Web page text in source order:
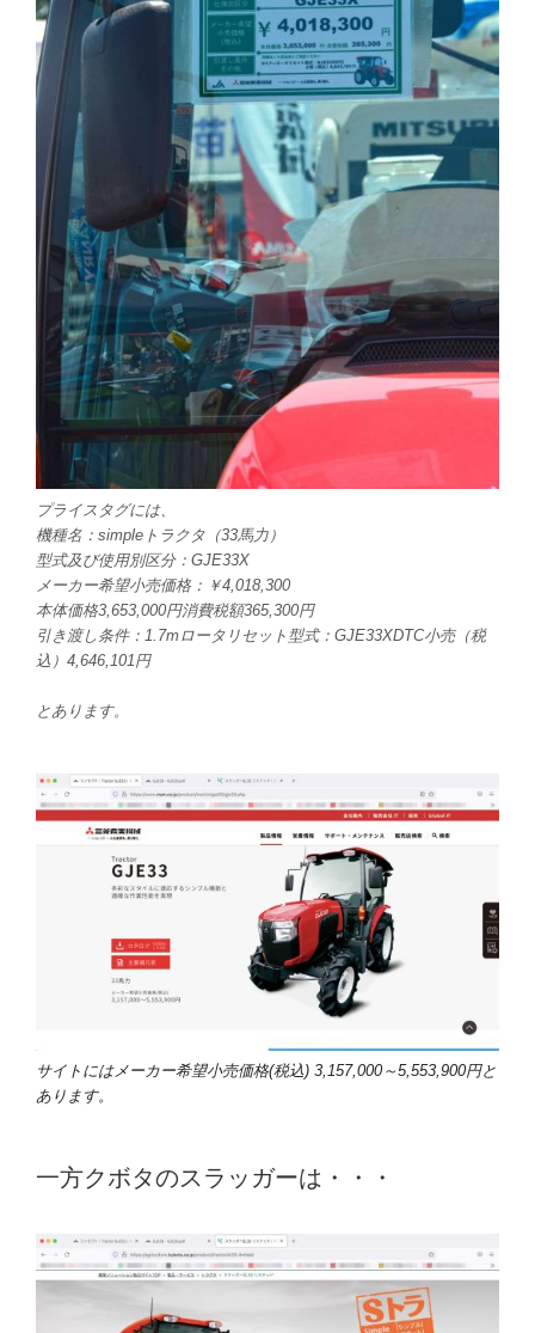
プライスタグには、
機種名：simpleトラクタ（33馬力）
型式及び使用別区分：GJE33X
メーカー希望小売価格：￥4,018,300
本体価格3,653,000円消費税額365,300円
引き渡し条件：1.7mロータリセット型式：GJE33XDTC小売（税
込）4,646,101円
とあります。
サイトにはメーカー希望小売価格(税込) 3,157,000～5,553,900円と
あります。
一方クボタのスラッガーは・・・